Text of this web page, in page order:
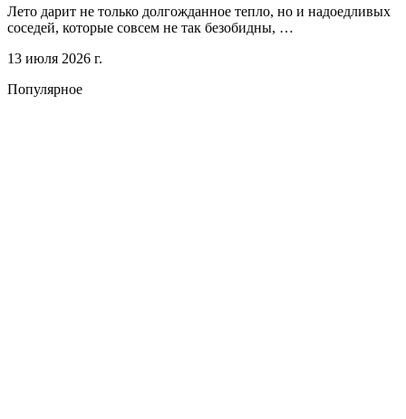
Лето дарит не только долгожданное тепло, но и надоедливых
соседей, которые совсем не так безобидны, …
13 июля 2026 г.
Популярное